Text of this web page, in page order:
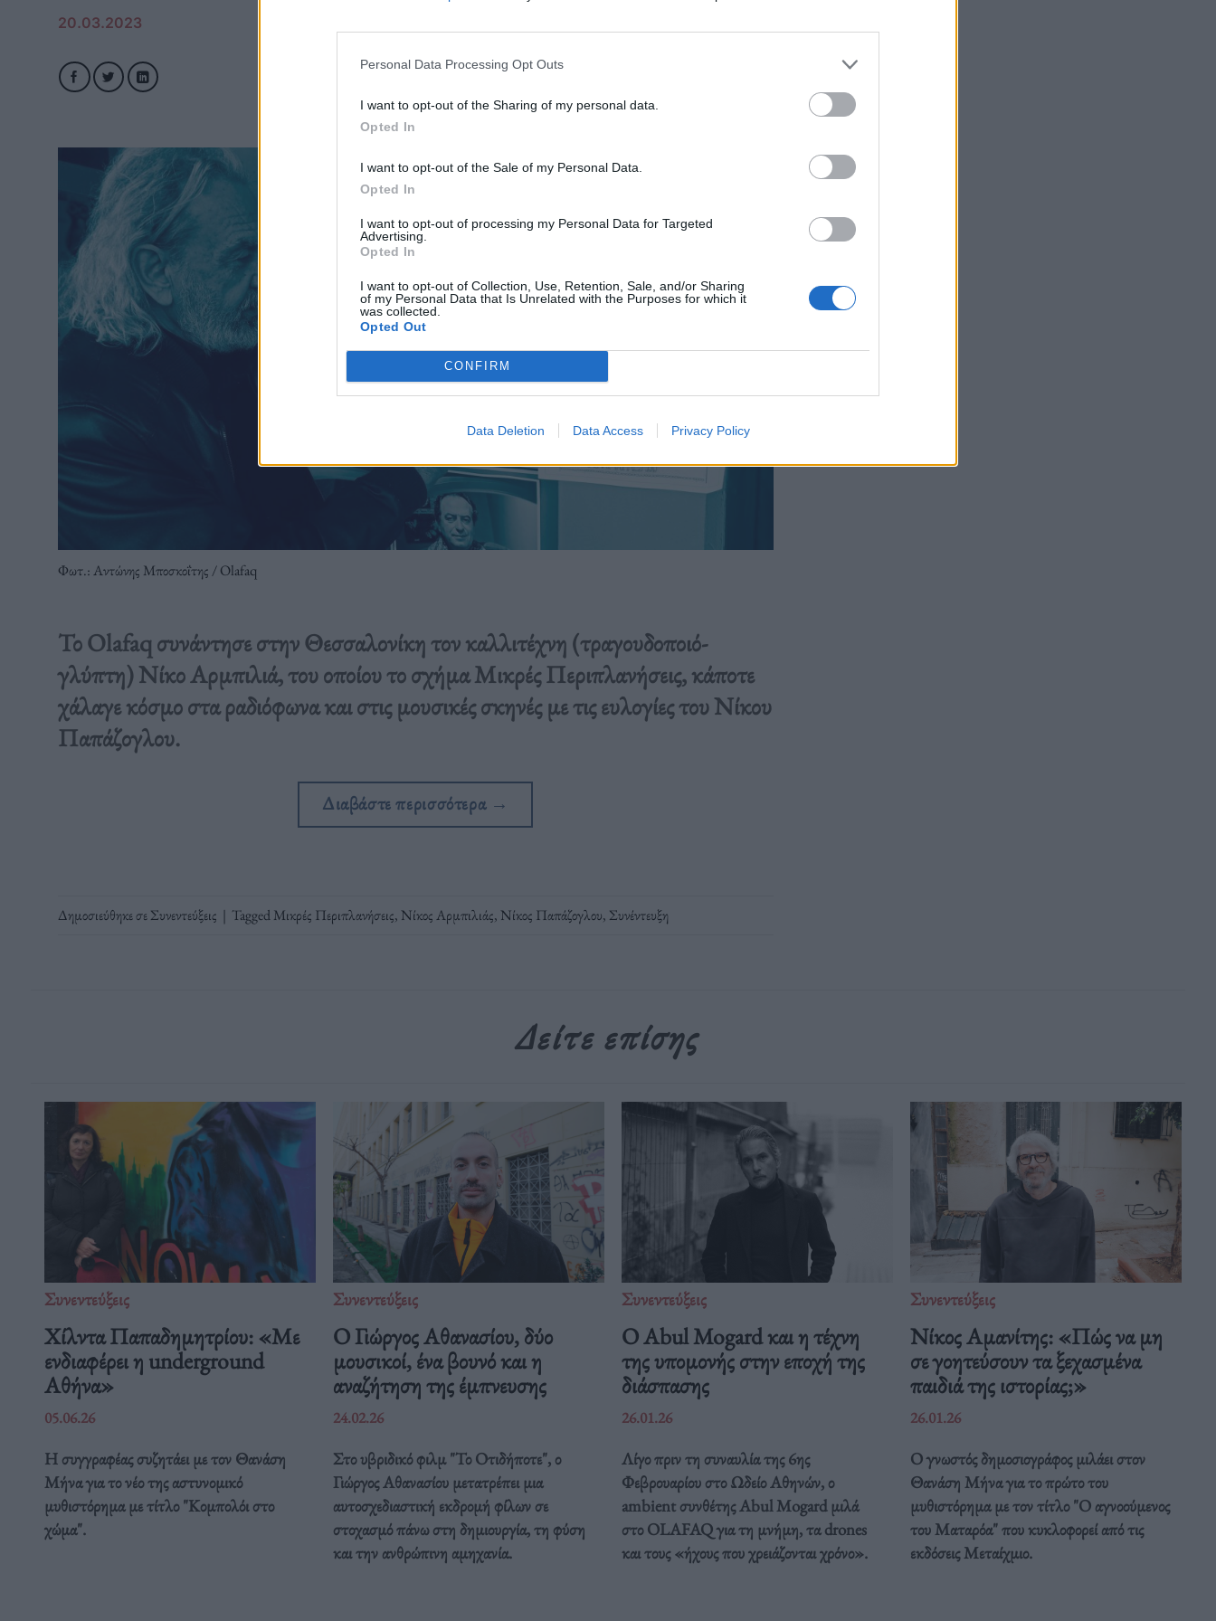
Personal Data Processing Opt Outs
I want to opt-out of the Sharing of my personal data.
Opted In
I want to opt-out of the Sale of my Personal Data.
Opted In
I want to opt-out of processing my Personal Data for Targeted
Advertising.
Opted In
I want to opt-out of Collection, Use, Retention, Sale, and/or Sharing
of my Personal Data that Is Unrelated with the Purposes for which it
was collected.
Opted Out
CONFIRM
Data Deletion Data Access Privacy Policy
20.03.2023
Φωτ.: Αντώνης Μποσκοΐτης / Olafaq
Το Olafaq συνάντησε στην Θεσσαλονίκη τον καλλιτέχνη (τραγουδοποιό-
γλύπτη) Νίκο Αρμπιλιά, του οποίου το σχήμα Μικρές Περιπλανήσεις, κάποτε
χάλαγε κόσμο στα ραδιόφωνα και στις μουσικές σκηνές με τις ευλογίες του Νίκου
Παπάζογλου.
Διαβάστε περισσότερα →
Δημοσιεύθηκε σεΣυνεντεύξεις | TaggedΜικρές Περιπλανήσεις, Νίκος Αρμπιλιάς, Νίκος Παπάζογλου, Συνέντευξη
Δείτε επίσης
Συνεντεύξεις
Χίλντα Παπαδημητρίου: «Με
ενδιαφέρει η underground
Αθήνα»
05.06.26
Η συγγραφέας συζητάει με τον Θανάση
Μήνα για το νέο της αστυνομικό
μυθιστόρημα με τίτλο "Κομπολόι στο
χώμα".
Συνεντεύξεις
Ο Γιώργος Αθανασίου, δύο
μουσικοί, ένα βουνό και η
αναζήτηση της έμπνευσης
24.02.26
Στο υβριδικό φιλμ "Το Οτιδήποτε", ο
Γιώργος Αθανασίου μετατρέπει μια
αυτοσχεδιαστική εκδρομή φίλων σε
στοχασμό πάνω στη δημιουργία, τη φύση
και την ανθρώπινη αμηχανία.
Συνεντεύξεις
Ο Abul Mogard και η τέχνη
της υπομονής στην εποχή της
διάσπασης
26.01.26
Λίγο πριν τη συναυλία της 6ης
Φεβρουαρίου στο Ωδείο Αθηνών, ο
ambient συνθέτης Abul Mogard μιλά
στο OLAFAQ για τη μνήμη, τα drones
και τους «ήχους που χρειάζονται χρόνο».
Συνεντεύξεις
Νίκος Αμανίτης: «Πώς να μη
σε γοητεύσουν τα ξεχασμένα
παιδιά της ιστορίας;»
26.01.26
Ο γνωστός δημοσιογράφος μιλάει στον
Θανάση Μήνα για το πρώτο του
μυθιστόρημα με τον τίτλο "Ο αγνοούμενος
του Ματαρόα" που κυκλοφορεί από τις
εκδόσεις Μεταίχμιο.